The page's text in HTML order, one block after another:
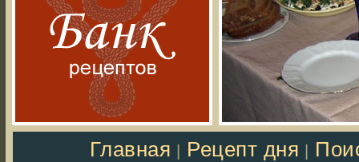
Главная Рецепт дня